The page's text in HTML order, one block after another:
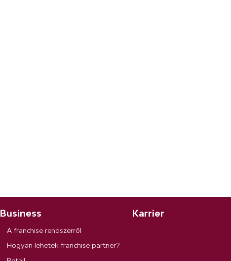
Business
A franchise rendszerről
Hogyan lehetek franchise partner?
Karrier